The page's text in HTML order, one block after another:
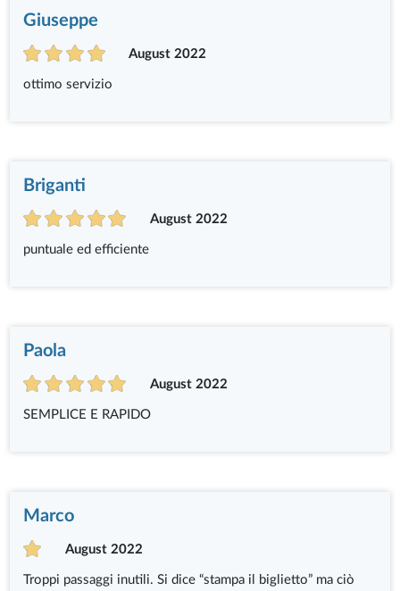
Giuseppe
August 2022
ottimo servizio
Briganti
August 2022
puntuale ed efficiente
Paola
August 2022
SEMPLICE E RAPIDO
Marco
August 2022
Troppi passaggi inutili. Si dice “stampa il biglietto” ma ciò